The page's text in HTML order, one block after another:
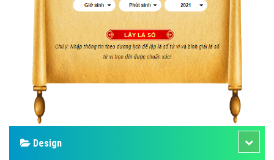
Design